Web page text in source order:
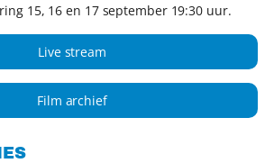
15, 16 en 17 september 19:30 uur.
Live stream
Film archief